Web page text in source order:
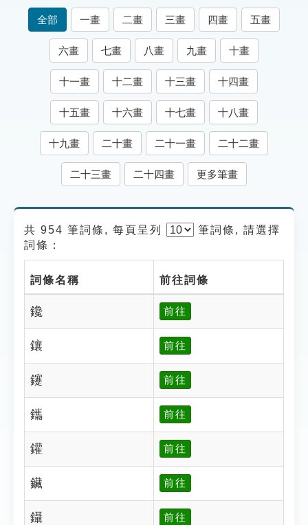
索引選單
知識索引
單字索引
生命大百科索引
遊戲專區
教學應用
全部 一畫 二畫 三畫 四畫 五畫
六畫 七畫 八畫 九畫 十畫
十一畫 十二畫 十三畫 十四畫
十五畫 十六畫 十七畫 十八畫
十九畫 二十畫 二十一畫 二十二畫
二十三畫 二十四畫 更多筆畫
共 954 筆詞條, 每頁呈列 筆詞條, 請選擇
詞條：
詞條名稱 前往詞條
鑱 前往
鑲 前往
鑳 前往
鑴 前往
鑵 前往
鑶 前往
鑷 前往